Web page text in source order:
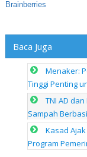
Baca Juga
Menaker:
Tinggi Penting
TNI AD
Sampah
Kasad
Program